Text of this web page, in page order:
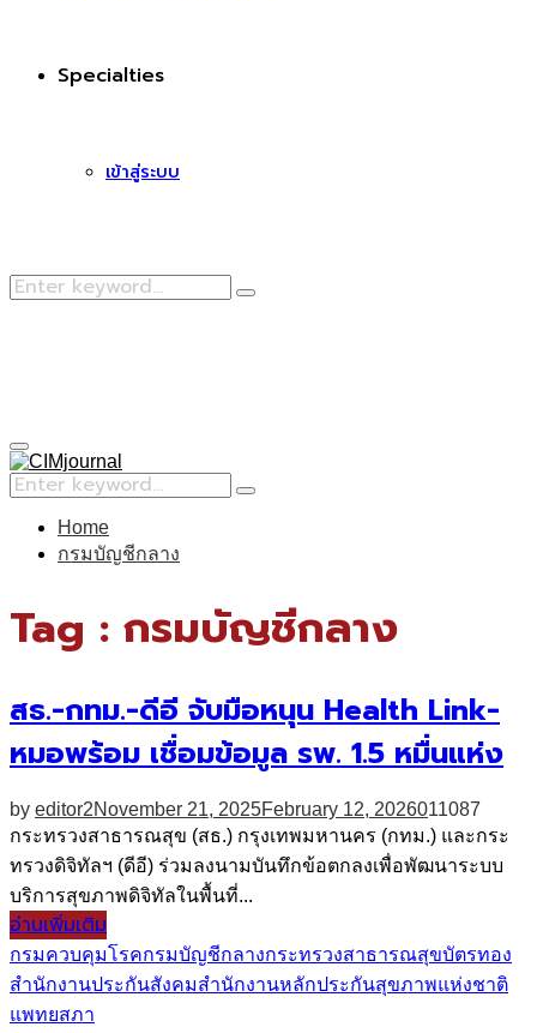
Specialties
เข้าสู่ระบบ
Search
Search
Primary
Menu
Search
for:
Search
Home
กรมบัญชีกลาง
Tag : กรมบัญชีกลาง
สธ.-กทม.-ดีอี จับมือหนุน Health Link-
หมอพร้อม เชื่อมข้อมูล รพ. 1.5 หมื่นแห่ง
by editor2November 21, 2025February 12, 2026011087
กระทรวงสาธารณสุข (สธ.) กรุงเทพมหานคร (กทม.) และกระ
ทรวงดิจิทัลฯ (ดีอี) ร่วมลงนามบันทึกข้อตกลงเพื่อพัฒนาระบบ
บริการสุขภาพดิจิทัลในพื้นที่...
อ่านเพิ่มเติม
กรมควบคุมโรคกรมบัญชีกลางกระทรวงสาธารณสุขบัตรทอง
สำนักงานประกันสังคมสำนักงานหลักประกันสุขภาพแห่งชาติ
แพทยสภา